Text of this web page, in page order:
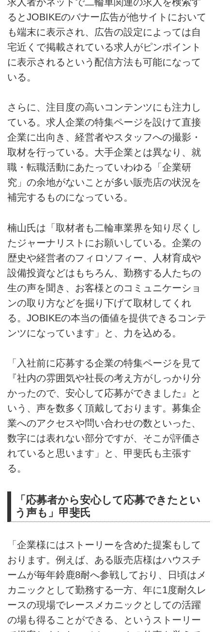
るとJOBIKEのバナー広告が他サイトにおいて
も端末に表示され、広告の設定によっては自
宅近くで掲載されている求人がピンポイント
に表示されるという配信方法も可能になって
いる。
さらに、注目度の高いコンテンツにも注力し
ている。求人企業の特集ページを設けて直接
企業に出向き、経営者やスタッフへの撮影・
取材を行っている。大手企業とは異なり、就
職・転職活動にあたっていわゆる「企業研
究」の余地がないことが多い販売店の状況を
補完するものになっている。
楠山氏は「取材者も二輪車業界を知り尽くし
たジャーナリストにお願いしている。企業の
歴史や経営者のフィロソフィー、人材育成や
設備投資などはもちろん、勤務する人たちの
生の声を聞き、お客様とのコミュニケーショ
ンの取り方などを掘り下げて取材してくれ
る。JOBIKEの本当の価値を提供できるコンテ
ンツになっています」と、力を込める。
「入社前に応募する企業の特集ページを見て
『社内の雰囲気や社長の考え方がしっかり分
かったので、安心して応募ができました』と
いう、声を数多く頂戴しております。募集企
業へのアクセスや問い合わせの数といった、
数字には表れない部分ですが、そこが評価さ
れていると思います」と、甲斐氏も主張す
る。
「応募者から安心して応募できたとい
う声も」甲斐氏
「企業様にはストーリーを含めた提案もして
おります。例えば、ある販売店様はハウスチ
ームが毎年鈴鹿8耐へ参戦しており、日頃はメ
カニックとして勤務する一方、年に1度耐久レ
ースの現場でレースメカニックとしての活躍
の場も得ることができる、というストーリー